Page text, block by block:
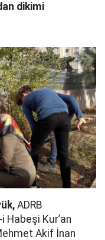
dikimi
ADRB
Habeşi Kur’an
Akif İnan